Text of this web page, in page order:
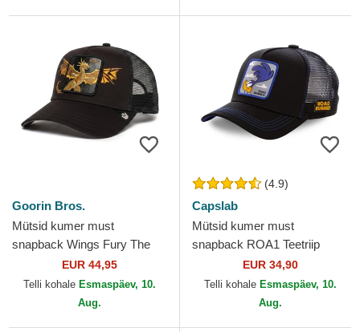
Goorin Bros.
Mütsid kumer must
snapback Wings Fury The
Farm Goorin Bros.
EUR 44,95
Telli kohale Esmaspäev, 10.
Aug.
(4.9)
Capslab
Mütsid kumer must
snapback ROA1 Teetriip
Looney Tunes Capslab
EUR 34,90
Telli kohale Esmaspäev, 10.
Aug.